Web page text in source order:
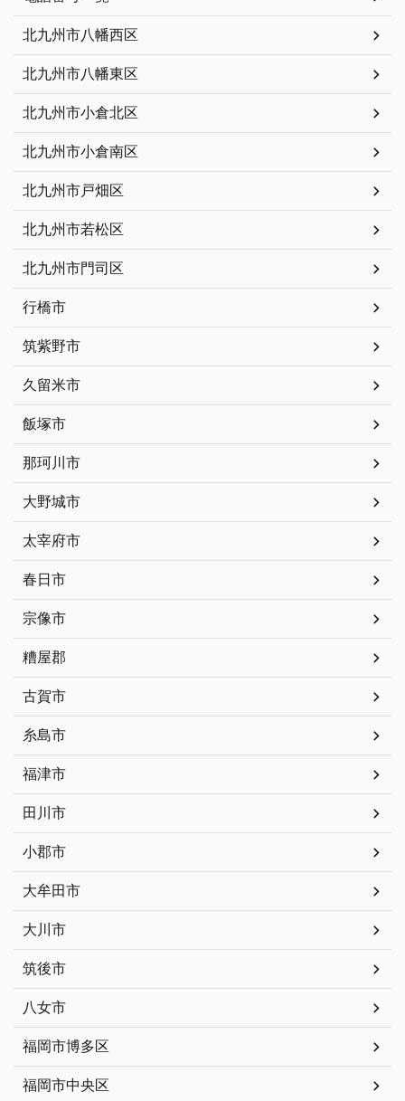
北九州市八幡西区
北九州市八幡東区
北九州市小倉北区
北九州市小倉南区
北九州市戸畑区
北九州市若松区
北九州市門司区
行橋市
筑紫野市
久留米市
飯塚市
那珂川市
大野城市
太宰府市
春日市
宗像市
糟屋郡
古賀市
糸島市
福津市
田川市
小郡市
大牟田市
大川市
筑後市
八女市
福岡市博多区
福岡市中央区